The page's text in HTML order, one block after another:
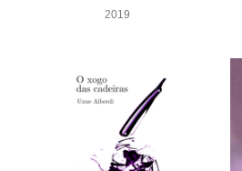
2019